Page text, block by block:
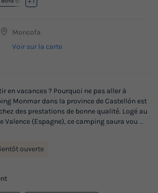
Moncofa
Voir sur la carte
en vacances ? Pourquoi ne pas aller à
Monmar dans la province de Castellón est
des prestations de bonne qualité. Logé au
Valence (Espagne), ce camping saura vou ...
ouverte